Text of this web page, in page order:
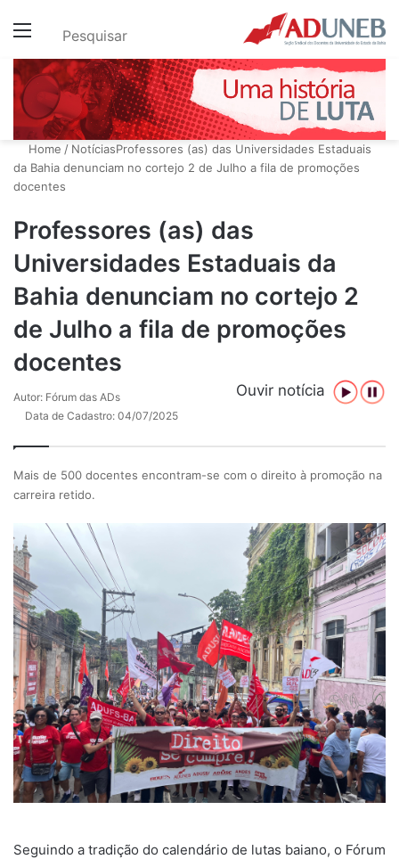
Menu Pesquisar
Home / NotíciasProfessores (as) das Universidades Estaduais
da Bahia denunciam no cortejo 2 de Julho a fila de promoções
docentes
Professores (as) das
Universidades Estaduais da
Bahia denunciam no cortejo 2
de Julho a fila de promoções
docentes
Ouvir notícia
Autor: Fórum das ADs
Data de Cadastro: 04/07/2025
Mais de 500 docentes encontram-se com o direito à promoção na
carreira retido.
Seguindo a tradição do calendário de lutas baiano, o Fórum